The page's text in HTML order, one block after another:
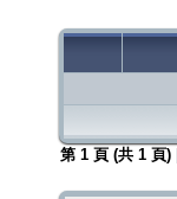
第 1 頁 (共 1 頁)